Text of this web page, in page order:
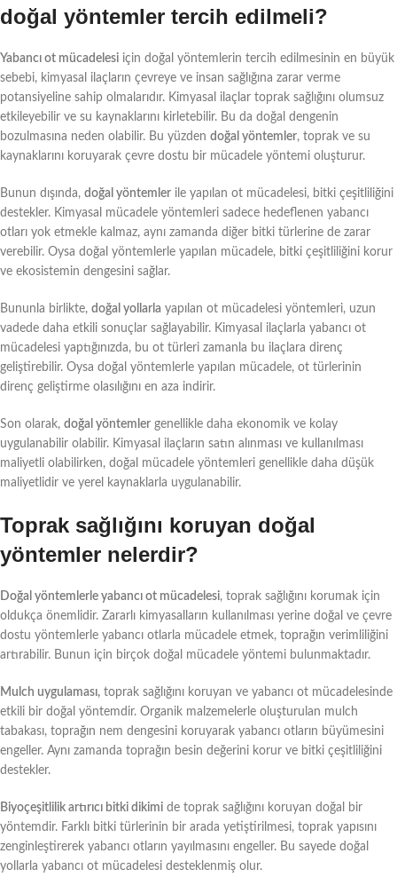
doğal yöntemler tercih edilmeli?
Yabancı ot mücadelesi için doğal yöntemlerin tercih edilmesinin en büyük
sebebi, kimyasal ilaçların çevreye ve insan sağlığına zarar verme
potansiyeline sahip olmalarıdır. Kimyasal ilaçlar toprak sağlığını olumsuz
etkileyebilir ve su kaynaklarını kirletebilir. Bu da doğal dengenin
bozulmasına neden olabilir. Bu yüzden doğal yöntemler, toprak ve su
kaynaklarını koruyarak çevre dostu bir mücadele yöntemi oluşturur.
Bunun dışında, doğal yöntemler ile yapılan ot mücadelesi, bitki çeşitliliğini
destekler. Kimyasal mücadele yöntemleri sadece hedeflenen yabancı
otları yok etmekle kalmaz, aynı zamanda diğer bitki türlerine de zarar
verebilir. Oysa doğal yöntemlerle yapılan mücadele, bitki çeşitliliğini korur
ve ekosistemin dengesini sağlar.
Bununla birlikte, doğal yollarla yapılan ot mücadelesi yöntemleri, uzun
vadede daha etkili sonuçlar sağlayabilir. Kimyasal ilaçlarla yabancı ot
mücadelesi yaptığınızda, bu ot türleri zamanla bu ilaçlara direnç
geliştirebilir. Oysa doğal yöntemlerle yapılan mücadele, ot türlerinin
direnç geliştirme olasılığını en aza indirir.
Son olarak, doğal yöntemler genellikle daha ekonomik ve kolay
uygulanabilir olabilir. Kimyasal ilaçların satın alınması ve kullanılması
maliyetli olabilirken, doğal mücadele yöntemleri genellikle daha düşük
maliyetlidir ve yerel kaynaklarla uygulanabilir.
Toprak sağlığını koruyan doğal
yöntemler nelerdir?
Doğal yöntemlerle yabancı ot mücadelesi, toprak sağlığını korumak için
oldukça önemlidir. Zararlı kimyasalların kullanılması yerine doğal ve çevre
dostu yöntemlerle yabancı otlarla mücadele etmek, toprağın verimliliğini
artırabilir. Bunun için birçok doğal mücadele yöntemi bulunmaktadır.
Mulch uygulaması, toprak sağlığını koruyan ve yabancı ot mücadelesinde
etkili bir doğal yöntemdir. Organik malzemelerle oluşturulan mulch
tabakası, toprağın nem dengesini koruyarak yabancı otların büyümesini
engeller. Aynı zamanda toprağın besin değerini korur ve bitki çeşitliliğini
destekler.
Biyoçeşitlilik artırıcı bitki dikimi de toprak sağlığını koruyan doğal bir
yöntemdir. Farklı bitki türlerinin bir arada yetiştirilmesi, toprak yapısını
zenginleştirerek yabancı otların yayılmasını engeller. Bu sayede doğal
yollarla yabancı ot mücadelesi desteklenmiş olur.